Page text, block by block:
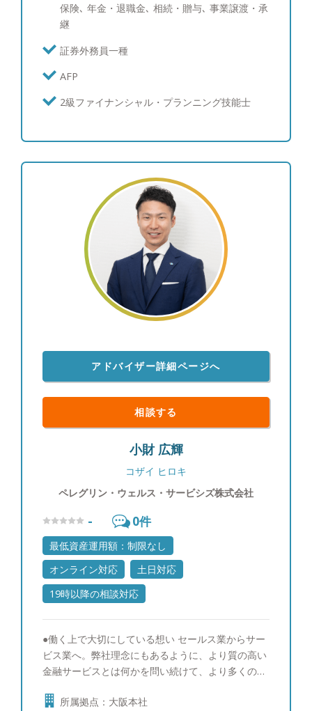
保険コンサルティング・M＆Aなど法人様の課題）
についても、今まで以上に的確なアドバイスができ
るよう情報収集と勉強に日々精進し、お客様から必
います。 ●お客様の資産運用やライフプランの目標
達成に向けて全力でサポートさせていただきます。
資産運用やライフプランにおける目標はお客様によ
自分の代で減らさずに次の世代に引き継ぎたいとい
った世代を超えた長期間の目標から、数年後のマイ
カー買い替え資金を確保したいといった短期間の目
標までといった具合にその思いは多岐にわたりま
す。まずはお客様とのお打ち合わせの中でしっかり
と目標を共有させていただき、その目標達成に向け
てのライフプランの作成や見直し、運用計画におけ
る資産の配分、定期的な状況チェックや資産配分の
見直し、日々の情報提供までしっかりサポートさせ
ていただきます。資産関係全般なんでも大丈夫で
す。何かお悩みの方はぜひ一度ご相談ください。 ●
プライベートについて ・大阪府出身 ・料理するこ
ピが紹介されているので、一つずつ参考にしながら
手作りし、徐々に作れる品数も増え、上達している
と実感しております。自分で作った料理と一緒に美
味しいお酒を飲むのが至福の時間です。プライベー
トでは今年結婚したので、妻においしいと言っても
らえることが最初の目標です。 また旅行すること
も大好きなので、コロナ禍以降遠出をする機会がな
府県制覇を再開したいと思っております。お客様と
の面談時には、手料理のお話やお客様自身が思い出
に残っている旅行先の情報を教えていただければ嬉
しいです。
保険､ 年金・退職金､ 相続・贈与､ 事業譲渡・承
継
証券外務員一種
AFP
2級ファイナンシャル・プランニング技能士
アドバイザー詳細ページへ
相談する
小財 広輝
コザイ ヒロキ
ペレグリン・ウェルス・サービシズ株式会社
- 0件
最低資産運用額：制限なし
オンライン対応
土日対応
19時以降の相談対応
●働く上で大切にしている想い セールス業からサー
ビス業へ。弊社理念にもあるように、より質の高い
金融サービスとは何かを問い続けて、より多くのお
スが提供できるように頑張ります。そのためにはわ
所属拠点：大阪本社